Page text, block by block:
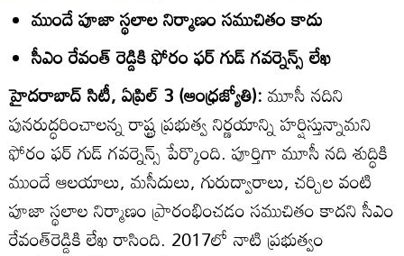
ముందే పూజా స్థలాల నిర్మాణం సముచితం కాదు
సీఎం రేవంత్‌ రెడ్డికి ఫోరం ఫర్‌ గుడ్‌ గవర్నెన్స్‌ లేఖ
హైదరాబాద్‌ సిటీ, ఏప్రిల్‌ 3 (ఆంధ్రజ్యోతి):మూసీ నదిని
పునరుద్ధరించాలన్న రాష్ట్ర ప్రభుత్వ నిర్ణయాన్ని హర్షిస్తున్నామని
ఫోరం ఫర్‌ గుడ్‌ గవర్నెన్స్‌ పేర్కొంది. పూర్తిగా మూసీ నది శుద్ధికి
ముందే ఆలయాలు, మసీదులు, గురుద్వారాలు, చర్చిల వంటి
పూజా స్థలాల నిర్మాణం ప్రారంభించడం సముచితం కాదని సీఎం
రేవంత్‌రెడ్డికి లేఖ రాసింది. 2017లో నాటి ప్రభుత్వం